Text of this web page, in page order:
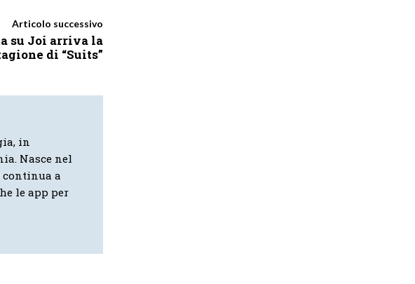
Articolo successivo
su Joi arriva la
di “Suits”
in
Nasce nel
continua a
le app per